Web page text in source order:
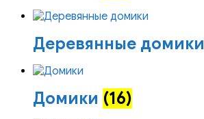
Деревянные домики
Домики (16)